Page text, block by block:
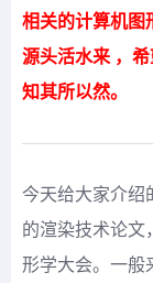
相关的计算机图
源头活水来 ，
知其所以然。
今天给大家介绍
的渲染技术论文
形学大会。一般